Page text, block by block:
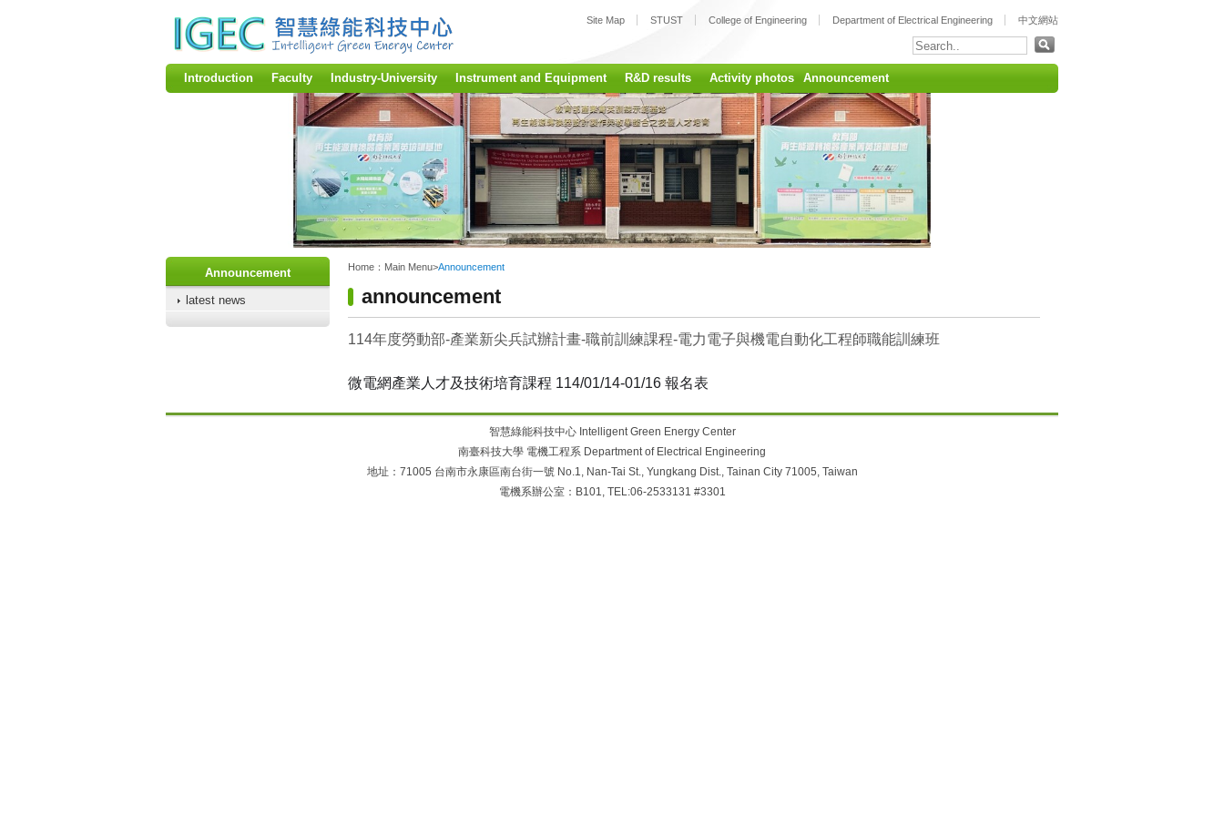
Site Map STUST College of Engineering Department of Electrical Engineering 中文網站
Introduction Faculty Industry-University Instrument and Equipment R&D results Activity photos Announcement
Announcement
latest news
Home： Main Menu>Announcement
announcement
114年度勞動部-產業新尖兵試辦計畫-職前訓練課程-電力電子與機電自動化工程師職能訓練班
微電網產業人才及技術培育課程 114/01/14-01/16 報名表
智慧綠能科技中心 Intelligent Green Energy Center
南臺科技大學 電機工程系 Department of Electrical Engineering
地址：71005 台南市永康區南台街一號 No.1, Nan-Tai St., Yungkang Dist., Tainan City 71005, Taiwan
電機系辦公室：B101, TEL:06-2533131 #3301